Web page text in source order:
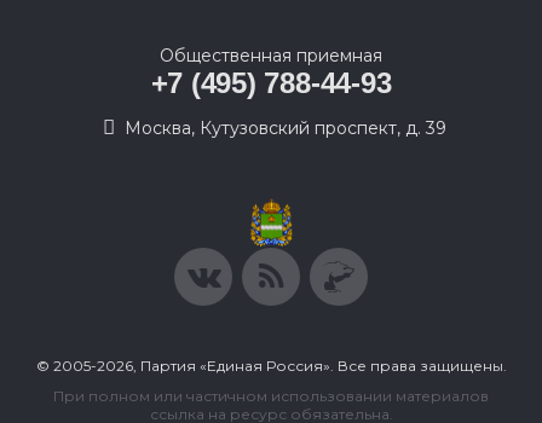
Общественная приемная
+7 (495) 788-44-93
Москва, Кутузовский проспект, д. 39
© 2005-2026, Партия «Единая Россия». Все права защищены.
При полном или частичном использовании материалов
ссылка на ресурс обязательна.